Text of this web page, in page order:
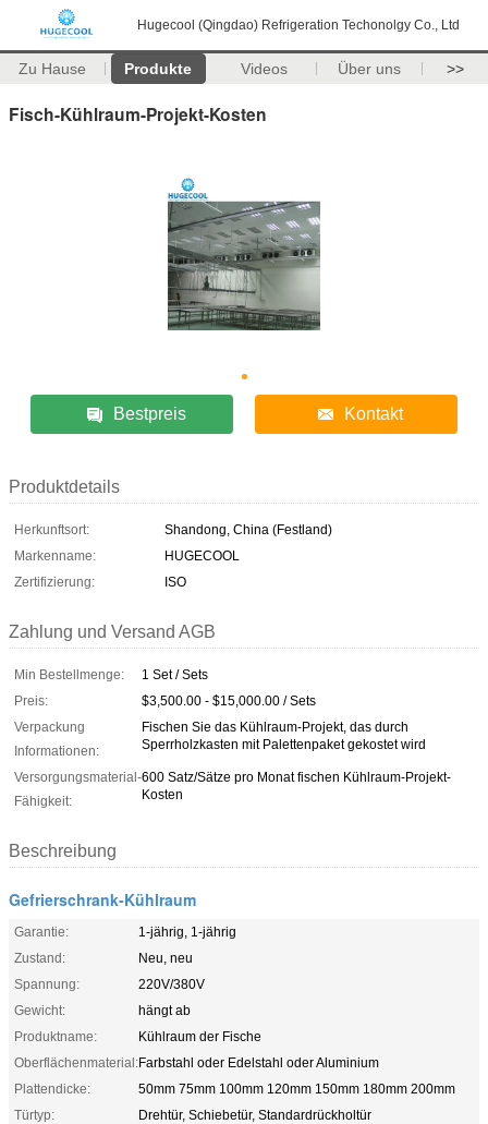
Hugecool (Qingdao) Refrigeration Techonolgy Co., Ltd
Zu Hause Produkte Videos Über uns >>
Fisch-Kühlraum-Projekt-Kosten
Bestpreis Kontakt
Produktdetails
Herkunftsort:
Shandong, China (Festland)
Markenname:
HUGECOOL
Zertifizierung:
ISO
Zahlung und Versand AGB
Min Bestellmenge:
1 Set / Sets
Preis:
$3,500.00 - $15,000.00 / Sets
Verpackung
Informationen:
Fischen Sie das Kühlraum-Projekt, das durch
Sperrholzkasten mit Palettenpaket gekostet wird
Versorgungsmaterial-
Fähigkeit:
600 Satz/Sätze pro Monat fischen Kühlraum-Projekt-
Kosten
Beschreibung
Gefrierschrank-Kühlraum
Garantie:
1-jährig, 1-jährig
Zustand:
Neu, neu
Spannung:
220V/380V
Gewicht:
hängt ab
Produktname:
Kühlraum der Fische
Oberflächenmaterial:Farbstahl oder Edelstahl oder Aluminium
Plattendicke:
50mm 75mm 100mm 120mm 150mm 180mm 200mm
Türtyp:
Drehtür, Schiebetür, Standardrückholtür